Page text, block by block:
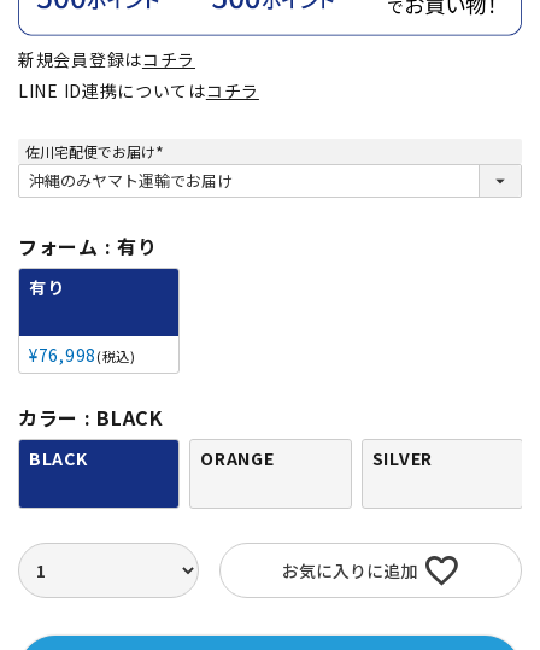
新規会員登録はコチラ
LINE ID連携についてはコチラ
佐川宅配便でお届け
(
必
須
フォーム 有り
有り
¥76,998 税込
カラー BLACK
BLACK ORANGE SILVER
お気に入りに追加